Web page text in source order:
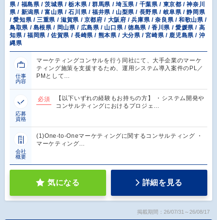
県 / 福島県 / 茨城県 / 栃木県 / 群馬県 / 埼玉県 / 千葉県 / 東京都 / 神奈川
県 / 新潟県 / 富山県 / 石川県 / 福井県 / 山梨県 / 長野県 / 岐阜県 / 静岡県
/ 愛知県 / 三重県 / 滋賀県 / 京都府 / 大阪府 / 兵庫県 / 奈良県 / 和歌山県 /
鳥取県 / 島根県 / 岡山県 / 広島県 / 山口県 / 徳島県 / 香川県 / 愛媛県 / 高
知県 / 福岡県 / 佐賀県 / 長崎県 / 熊本県 / 大分県 / 宮崎県 / 鹿児島県 / 沖
縄県
仕事
内容
マーケティングコンサルを行う同社にて、大手企業のマーケ
ティング施策を支援するため、運用システム導入案件のPL／
PMとして…
応募
資格
必須
【以下いずれの経験もお持ちの方】 ・システム開発や
コンサルティングにおけるプロジェ…
会社
概要
(1)One-to-Oneマーケティングに関するコンサルティング ・
マーケティング…
気になる 詳細を見る
掲載期間：26/07/31～26/08/17